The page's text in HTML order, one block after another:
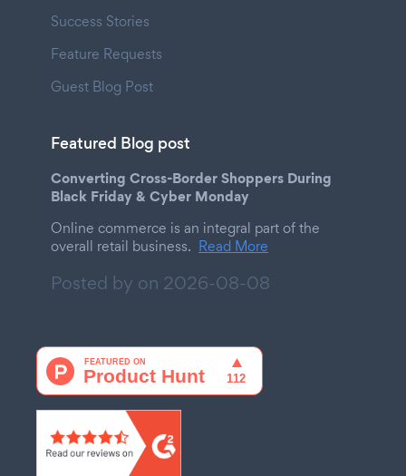
Success Stories
Feature Requests
Guest Blog Post
Featured Blog post
Converting Cross-Border Shoppers During
Black Friday & Cyber Monday
Online commerce is an integral part of the
overall retail business. Read More
Posted by on 2026-08-08